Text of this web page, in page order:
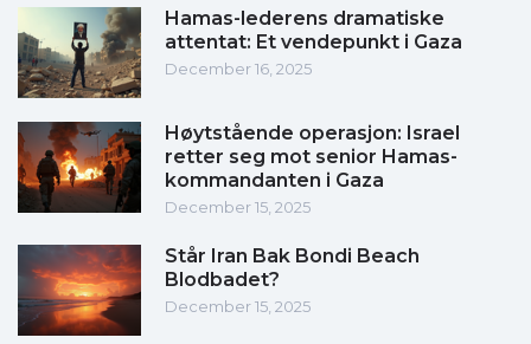
Hamas-lederens dramatiske
attentat: Et vendepunkt i Gaza
December 16, 2025
Høytstående operasjon: Israel
retter seg mot senior Hamas-
kommandanten i Gaza
December 15, 2025
Står Iran Bak Bondi Beach
Blodbadet?
December 15, 2025